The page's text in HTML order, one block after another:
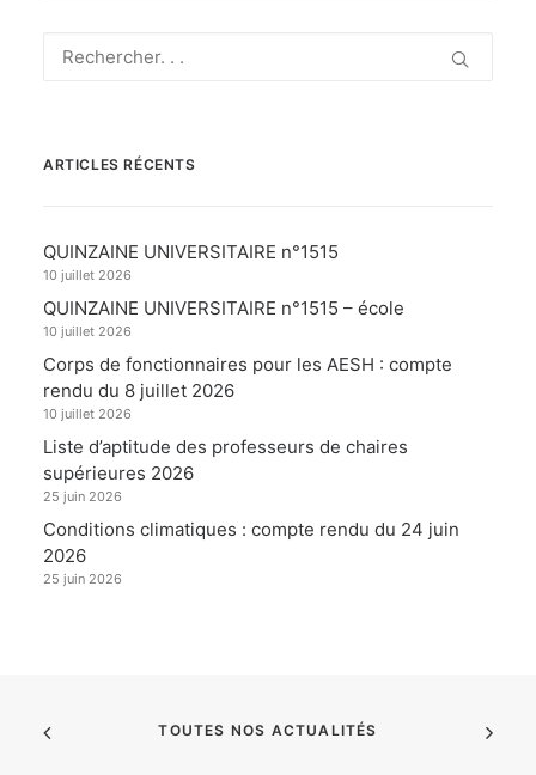
ARTICLES RÉCENTS
QUINZAINE UNIVERSITAIRE n°1515
10 juillet 2026
QUINZAINE UNIVERSITAIRE n°1515 – école
10 juillet 2026
Corps de fonctionnaires pour les AESH : compte
rendu du 8 juillet 2026
10 juillet 2026
Liste d’aptitude des professeurs de chaires
supérieures 2026
25 juin 2026
Conditions climatiques : compte rendu du 24 juin
2026
25 juin 2026
TOUTES NOS ACTUALITÉS